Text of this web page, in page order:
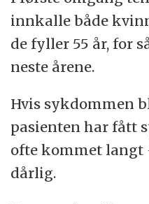
innkalle både
de fyller 55 år, for
neste årene.
Hvis sykdommen
pasienten har fått
ofte kommet langt
dårlig.